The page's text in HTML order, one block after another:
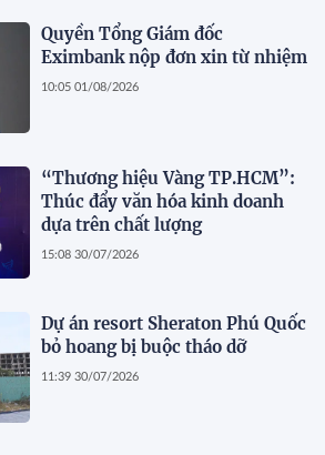
Quyền Tổng Giám đốc
Eximbank nộp đơn xin từ nhiệm
10:05 01/08/2026
“Thương hiệu Vàng TP.HCM”:
Thúc đẩy văn hóa kinh doanh
dựa trên chất lượng
15:08 30/07/2026
Dự án resort Sheraton Phú Quốc
bỏ hoang bị buộc tháo dỡ
11:39 30/07/2026